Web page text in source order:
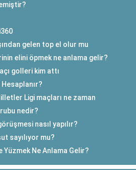
gelen top el olur mu
elini öpmek ne anlama gelir?
golleri kim attı
Ligi maçları ne zaman
nedir?
nasıl yapılır?
sayılıyor mu?
Yüzmek Ne Anlama Gelir?